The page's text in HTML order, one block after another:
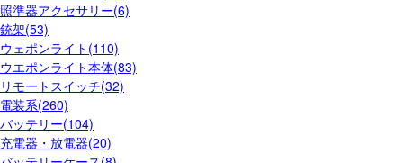
照準器アクセサリー(6)
銃架(53)
ウェポンライト(110)
ウエポンライト本体(83)
リモートスイッチ(32)
電装系(260)
バッテリー(104)
充電器・放電器(20)